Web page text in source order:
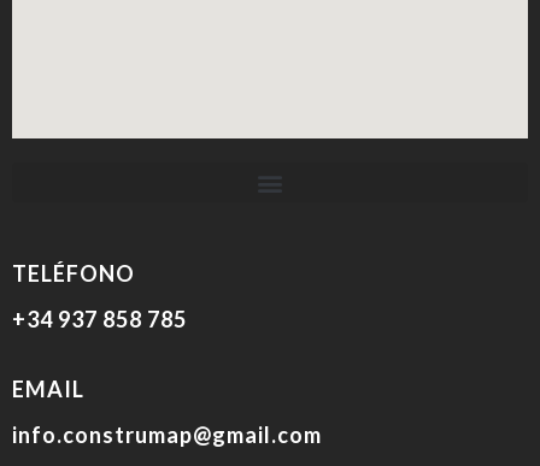
TELÉFONO
+34 937 858 785
EMAIL
info.construmap@gmail.com